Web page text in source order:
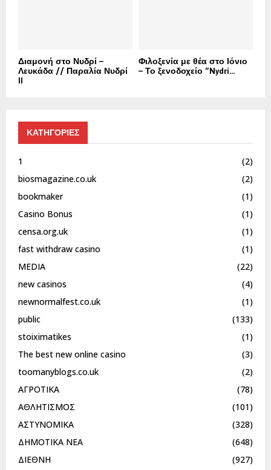
Διαμονή στο Νυδρί –
Λευκάδα // Παραλία Νυδρί
II
Φιλοξενία με θέα στο Ιόνιο
– Το ξενοδοχείο “Nydri...
ΚΑΤΗΓΟΡΙΕΣ
1
(2)
biosmagazine.co.uk
(2)
bookmaker
(1)
Casino Bonus
(1)
censa.org.uk
(1)
fast withdraw casino
(1)
MEDIA
(22)
new casinos
(4)
newnormalfest.co.uk
(1)
public
(133)
stoiximatikes
(1)
The best new online casino
(3)
toomanyblogs.co.uk
(2)
ΑΓΡΟΤΙΚΑ
(78)
ΑΘΛΗΤΙΣΜΟΣ
(101)
ΑΣΤΥΝΟΜΙΚΑ
(328)
ΔΗΜΟΤΙΚΑ ΝΕΑ
(648)
ΔΙΕΘΝΗ
(927)